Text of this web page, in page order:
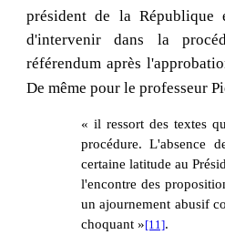
président de la République
d'intervenir dans la
référendum après
De même pour le professeur
« il ressort des textes
procédure. L'absence
certaine latitude au
l'encontre des
un ajournement abusif
choquant »[11].